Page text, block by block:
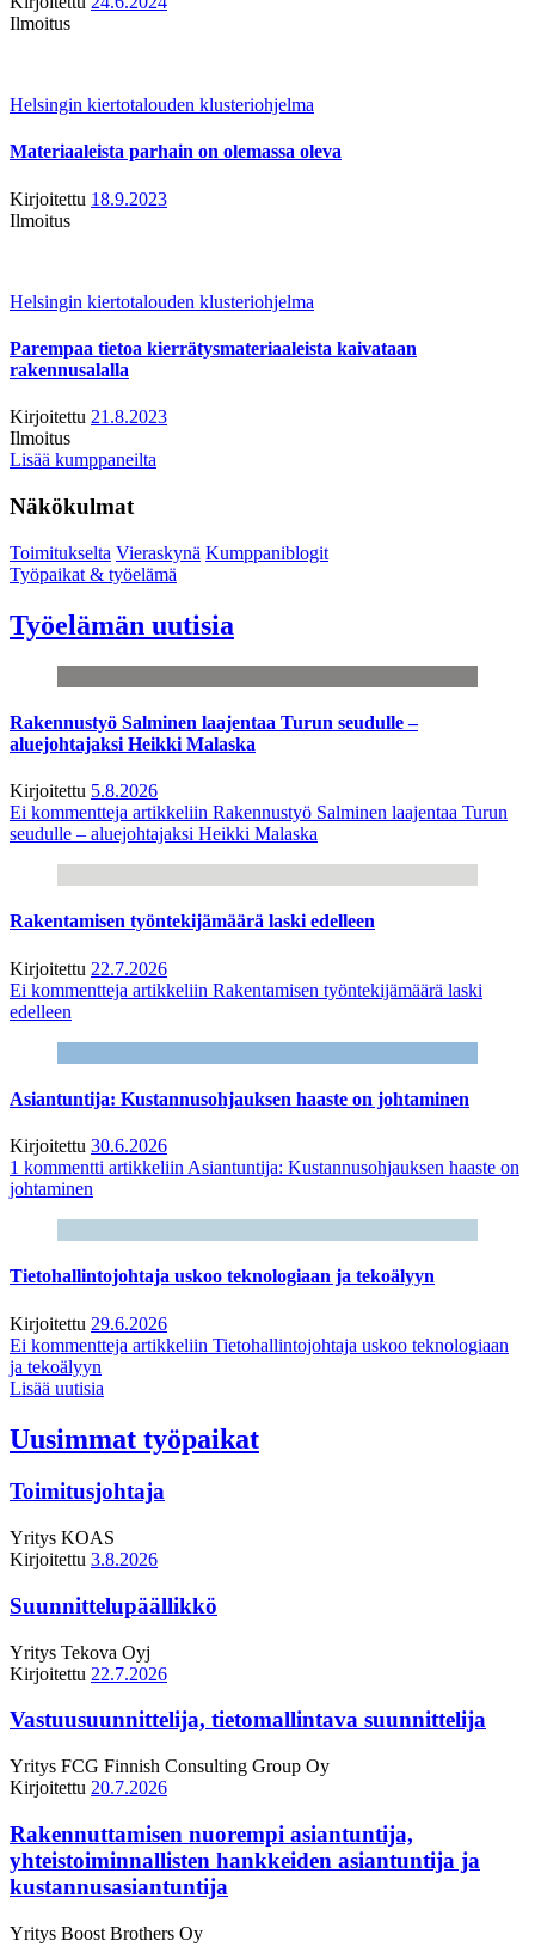
Ilmoitus
Helsingin kiertotalouden klusteriohjelma
Materiaaleista parhain on olemassa oleva
Kirjoitettu 18.9.2023
Ilmoitus
Helsingin kiertotalouden klusteriohjelma
Parempaa tietoa kierrätysmateriaaleista kaivataan
rakennusalalla
Kirjoitettu 21.8.2023
Ilmoitus
Lisää kumppaneilta
Näkökulmat
Toimitukselta Vieraskynä Kumppaniblogit
Työpaikat & työelämä
Työelämän uutisia
Rakennustyö Salminen laajentaa Turun seudulle –
aluejohtajaksi Heikki Malaska
Kirjoitettu 5.8.2026
Ei kommentteja artikkeliin Rakennustyö Salminen laajentaa Turun
seudulle – aluejohtajaksi Heikki Malaska
Rakentamisen työntekijämäärä laski edelleen
Kirjoitettu 22.7.2026
Ei kommentteja artikkeliin Rakentamisen työntekijämäärä laski
edelleen
Asiantuntija: Kustannusohjauksen haaste on johtaminen
Kirjoitettu 30.6.2026
1 kommentti artikkeliin Asiantuntija: Kustannusohjauksen haaste on
johtaminen
Tietohallintojohtaja uskoo teknologiaan ja tekoälyyn
Kirjoitettu 29.6.2026
Ei kommentteja artikkeliin Tietohallintojohtaja uskoo teknologiaan
ja tekoälyyn
Lisää uutisia
Uusimmat työpaikat
Toimitusjohtaja
Yritys KOAS
Kirjoitettu 3.8.2026
Suunnittelupäällikkö
Yritys Tekova Oyj
Kirjoitettu 22.7.2026
Vastuusuunnittelija, tietomallintava suunnittelija
Yritys FCG Finnish Consulting Group Oy
Kirjoitettu 20.7.2026
Rakennuttamisen nuorempi asiantuntija,
yhteistoiminnallisten hankkeiden asiantuntija ja
kustannusasiantuntija
Yritys Boost Brothers Oy